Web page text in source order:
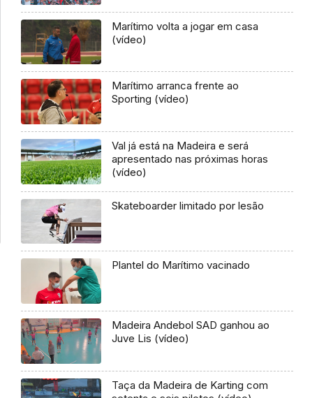
Marítimo volta a jogar em casa
(vídeo)
Marítimo arranca frente ao
Sporting (vídeo)
Val já está na Madeira e será
apresentado nas próximas horas
(vídeo)
Skateboarder limitado por lesão
Plantel do Marítimo vacinado
Madeira Andebol SAD ganhou ao
Juve Lis (vídeo)
Taça da Madeira de Karting com